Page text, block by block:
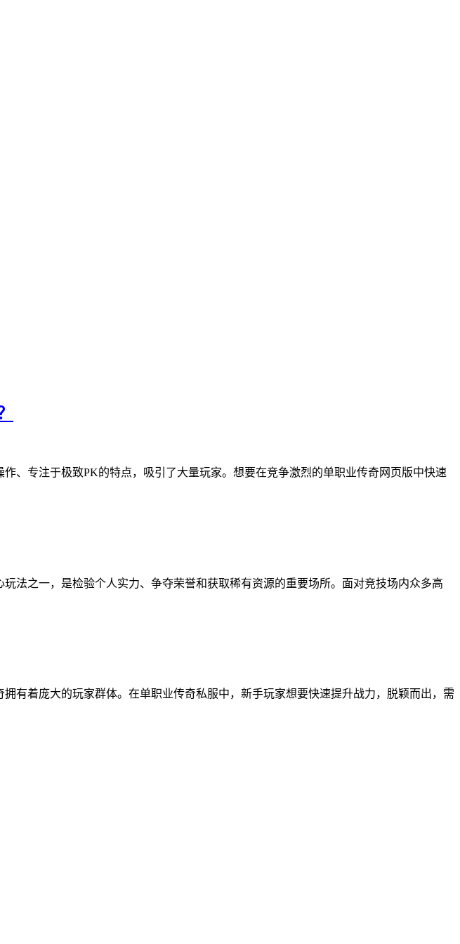
作、专注于极致PK的特点，吸引了大量玩家。想要在竞争激烈的单职业传奇网页版中快速
法之一，是检验个人实力、争夺荣誉和获取稀有资源的重要场所。面对竞技场内众多高
有着庞大的玩家群体。在单职业传奇私服中，新手玩家想要快速提升战力，脱颖而出，需